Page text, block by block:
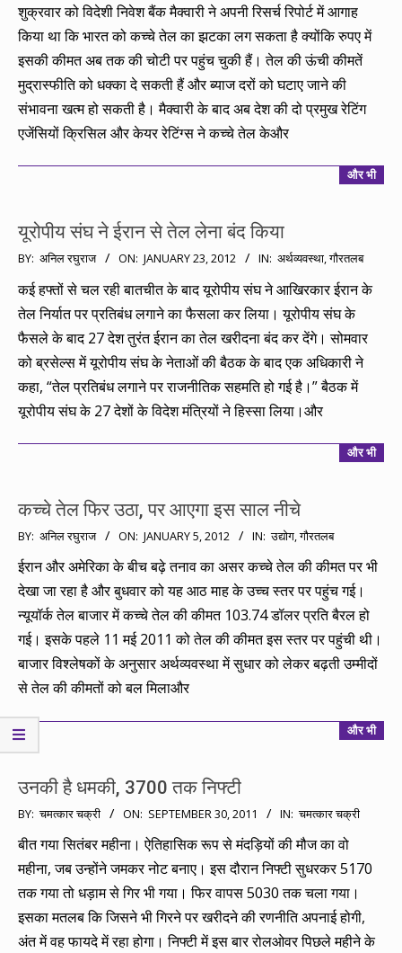
28
शुक्रवार को विदेशी निवेश बैंक मैक्वारी ने अपनी रिसर्च रिपोर्ट में आगाह
किया था कि भारत को कच्चे तेल का झटका लग सकता है क्योंकि रुपए में
इसकी कीमत अब तक की चोटी पर पहुंच चुकी हैं। तेल की ऊंची कीमतें
मुद्रास्फीति को धक्का दे सकती हैं और ब्याज दरों को घटाए जाने की
संभावना खत्म हो सकती है। मैक्वारी के बाद अब देश की दो प्रमुख रेटिंग
एजेंसियों क्रिसिल और केयर रेटिंग्स ने कच्चे तेल केऔर
और भी
यूरोपीय संघ ने ईरान से तेल लेना बंद किया
2012-
01-
23
BY: अनिल रघुराज ON: JANUARY 23, 2012 IN: अर्थव्यवस्था,गौरतलब
कई हफ्तों से चल रही बातचीत के बाद यूरोपीय संघ ने आखिरकार ईरान के
तेल निर्यात पर प्रतिबंध लगाने का फैसला कर लिया। यूरोपीय संघ के
फैसले के बाद 27 देश तुरंत ईरान का तेल खरीदना बंद कर देंगे। सोमवार
को ब्रसेल्स में यूरोपीय संघ के नेताओं की बैठक के बाद एक अधिकारी ने
कहा, “तेल प्रतिबंध लगाने पर राजनीतिक सहमति हो गई है।” बैठक में
यूरोपीय संघ के 27 देशों के विदेश मंत्रियों ने हिस्सा लिया।और
और भी
कच्चे तेल फिर उठा, पर आएगा इस साल नीचे
2012-
01-
05
BY: अनिल रघुराज ON: JANUARY 5, 2012 IN: उद्योग,गौरतलब
ईरान और अमेरिका के बीच बढ़े तनाव का असर कच्चे तेल की कीमत पर भी
देखा जा रहा है और बुधवार को यह आठ माह के उच्च स्तर पर पहुंच गई।
न्यूयॉर्क तेल बाजार में कच्चे तेल की कीमत 103.74 डॉलर प्रति बैरल हो
गई। इसके पहले 11 मई 2011 को तेल की कीमत इस स्तर पर पहुंची थी।
बाजार विश्लेषकों के अनुसार अर्थव्यवस्था में सुधार को लेकर बढ़ती उम्मीदों
से तेल की कीमतों को बल मिलाऔर
और भी
उनकी है धमकी, 3700 तक निफ्टी
2011-
09-
30
BY: चमत्कार चक्री ON: SEPTEMBER 30, 2011 IN: चमत्कार चक्री
बीत गया सितंबर महीना। ऐतिहासिक रूप से मंदड़ियों की मौज का वो
महीना, जब उन्होंने जमकर नोट बनाए। इस दौरान निफ्टी सुधरकर 5170
तक गया तो धड़ाम से गिर भी गया। फिर वापस 5030 तक चला गया।
इसका मतलब कि जिसने भी गिरने पर खरीदने की रणनीति अपनाई होगी,
अंत में वह फायदे में रहा होगा। निफ्टी में इस बार रोलओवर पिछले महीने के